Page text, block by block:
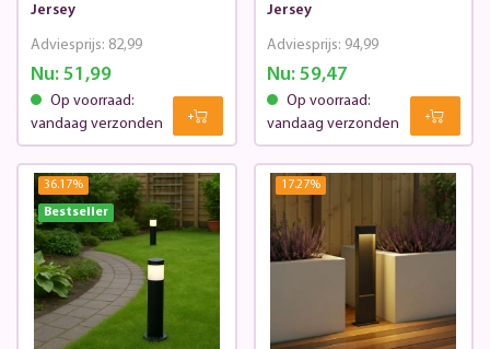
Jersey
Nu:51,99
Adviesprijs: 82,99
Op voorraad:
vandaag verzonden
Jersey
Nu: 59,47
Adviesprijs: 94,99
Op voorraad:
vandaag verzonden
36.17%
Bestseller
17.27%